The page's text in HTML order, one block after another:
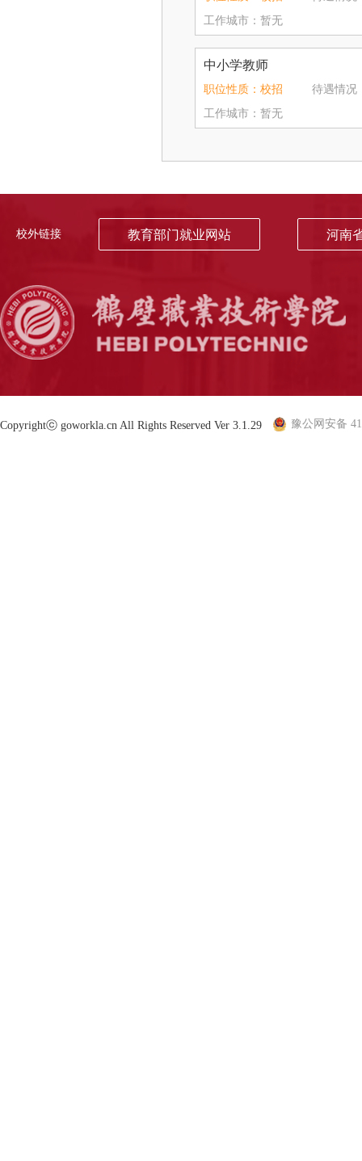
工作城市：暂无
中小学教师
职位性质：校招
待遇情况
工作城市：暂无
校外链接 教育部门就业网站 河南
Copyrightⓒ goworkla.cn All Rights Reserved Ver 3.1.29 豫公网安备